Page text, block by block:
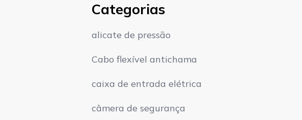
Categorias
alicate de pressão
Cabo flexível antichama
caixa de entrada elétrica
câmera de segurança